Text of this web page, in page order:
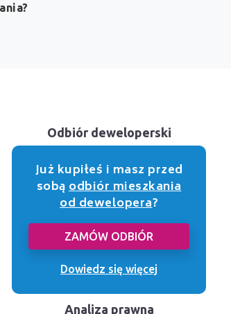
Odbiór deweloperski
Już kupiłeś i masz przed
sobąodbiór mieszkania
od dewelopera?
ZAMÓW ODBIÓR
Dowiedz się więcej
Analiza prawna